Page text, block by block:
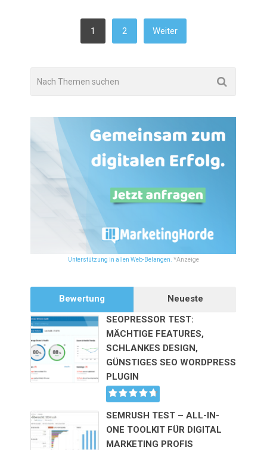
SEITENNUMMERIERUNG
1 2 Weiter
Unterstützung in allen Web-Belangen. *Anzeige
Bewertung
Neueste
SEOPRESSOR TEST:
MÄCHTIGE FEATURES,
SCHLANKES DESIGN,
GÜNSTIGES SEO WORDPRESS
PLUGIN
SEMRUSH TEST – ALL-IN-
ONE TOOLKIT FÜR DIGITAL
MARKETING PROFIS